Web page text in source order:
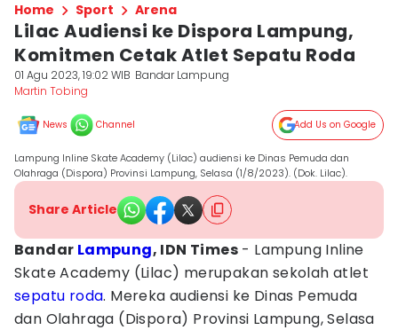
Home Sport Arena
Lilac Audiensi ke Dispora Lampung,
Komitmen Cetak Atlet Sepatu Roda
01 Agu 2023, 19:02 WIB Bandar Lampung
Martin Tobing
News Channel Add Us on Google
Lampung Inline Skate Academy (Lilac) audiensi ke Dinas Pemuda dan
Olahraga (Dispora) Provinsi Lampung, Selasa (1/8/2023). (Dok. Lilac).
Share Article
Bandar Lampung, IDN Times - Lampung Inline
Skate Academy (Lilac) merupakan sekolah atlet
sepatu roda. Mereka audiensi ke Dinas Pemuda
dan Olahraga (Dispora) Provinsi Lampung, Selasa